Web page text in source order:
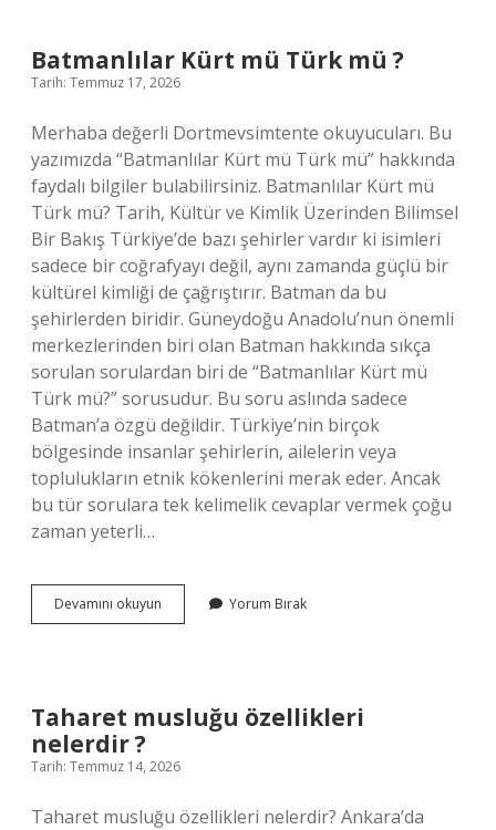
?
Batmanlılar Kürt mü Türk mü ?
Tarih: Temmuz 17, 2026
Merhaba değerli Dortmevsimtente okuyucuları. Bu
yazımızda “Batmanlılar Kürt mü Türk mü” hakkında
faydalı bilgiler bulabilirsiniz. Batmanlılar Kürt mü
Türk mü? Tarih, Kültür ve Kimlik Üzerinden Bilimsel
Bir Bakış Türkiye’de bazı şehirler vardır ki isimleri
sadece bir coğrafyayı değil, aynı zamanda güçlü bir
kültürel kimliği de çağrıştırır. Batman da bu
şehirlerden biridir. Güneydoğu Anadolu’nun önemli
merkezlerinden biri olan Batman hakkında sıkça
sorulan sorulardan biri de “Batmanlılar Kürt mü
Türk mü?” sorusudur. Bu soru aslında sadece
Batman’a özgü değildir. Türkiye’nin birçok
bölgesinde insanlar şehirlerin, ailelerin veya
toplulukların etnik kökenlerini merak eder. Ancak
bu tür sorulara tek kelimelik cevaplar vermek çoğu
zaman yeterli…
Devamını okuyun Batmanlılar
Kürt
Yorum Bırak
Taharet musluğu özellikleri
nelerdir ?
Tarih: Temmuz 14, 2026
Taharet musluğu özellikleri nelerdir? Ankara’da